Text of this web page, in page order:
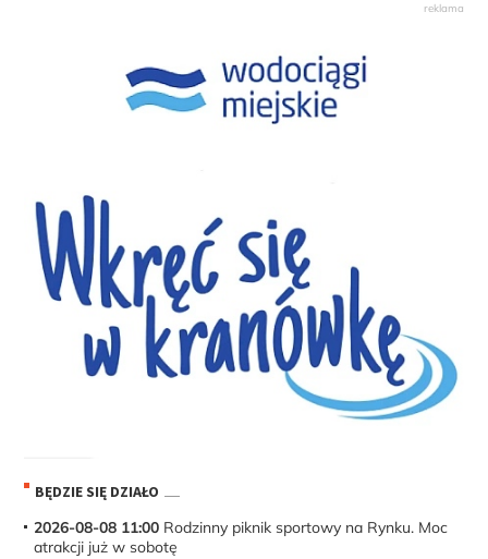
BĘDZIE SIĘ DZIAŁO
2026-08-08 11:00 Rodzinny piknik sportowy na Rynku. Moc
atrakcji już w sobotę